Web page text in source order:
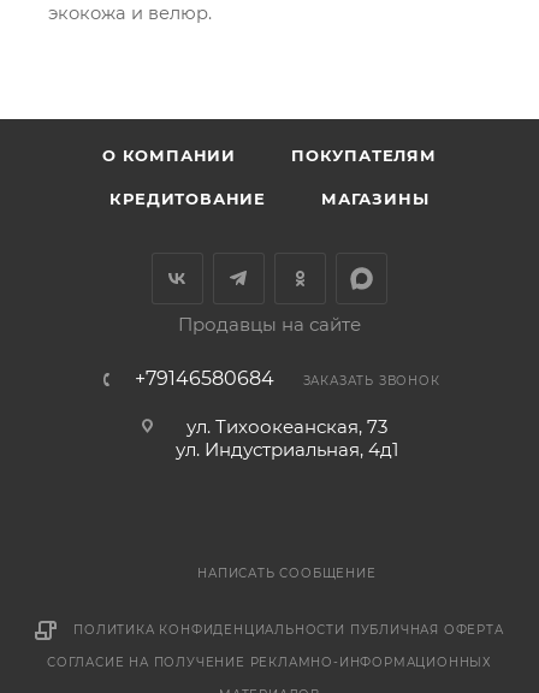
экокожа и велюр.
О КОМПАНИИ ПОКУПАТЕЛЯМ
КРЕДИТОВАНИЕ МАГАЗИНЫ
Продавцы на сайте
+79146580684 ЗАКАЗАТЬ ЗВОНОК
ул. Тихоокеанская, 73
ул. Индустриальная, 4д1
НАПИСАТЬ СООБЩЕНИЕ
ПОЛИТИКА КОНФИДЕНЦИАЛЬНОСТИ ПУБЛИЧНАЯ ОФЕРТА
СОГЛАСИЕ НА ПОЛУЧЕНИЕ РЕКЛАМНО-ИНФОРМАЦИОННЫХ